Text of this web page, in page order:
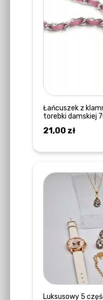
Łańcuszek z
torebki damskiej
21,00 zł
Luksusowy 5